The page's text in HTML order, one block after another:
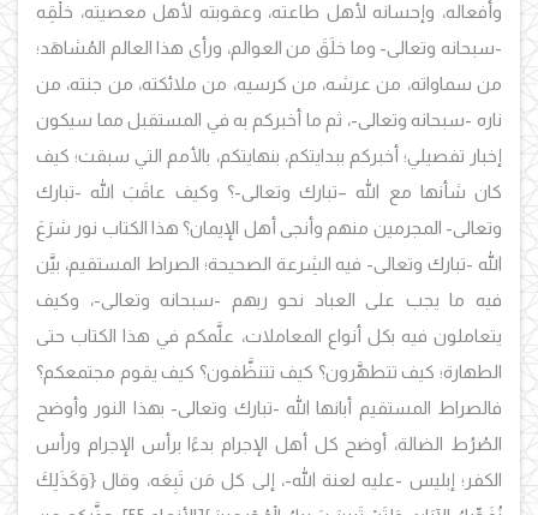
وأفعاله، وإحسانه لأهل طاعته، وعقوبته لأهل معصيته، خلْقِه
-سبحانه وتعالى- وما خلَقَ من العوالم، ورأى هذا العالم المُشاهَد؛
من سماواته، من عرشه، من كرسيه، من ملائكته، من جنته، من
ناره -سبحانه وتعالى-، ثم ما أخبركم به في المستقبل مما سيكون
إخبار تفصيلي؛ أخبركم ببدايتكم، بنهايتكم، بالأمم التي سبقت؛ كيف
كان شأنها مع الله –تبارك وتعالى-؟ وكيف عاقَبَ الله -تبارك
وتعالى- المجرمين منهم وأنجى أهل الإيمان؟ هذا الكتاب نور شرَعَ
الله -تبارك وتعالى- فيه الشِرعة الصحيحة؛ الصراط المستقيم، بيَّن
فيه ما يجب على العباد نحو ربهم -سبحانه وتعالى-، وكيف
يتعاملون فيه بكل أنواع المعاملات، علَّمكم في هذا الكتاب حتى
الطهارة؛ كيف تتطهَّرون؟ كيف تتنظَّفون؟ كيف يقوم مجتمعكم؟
فالصراط المستقيم أبانها الله -تبارك وتعالى- بهذا النور وأوضح
الصُرُط الضالة، أوضح كل أهل الإجرام بدءًا برأس الإجرام ورأس
الكفر؛ إبليس -عليه لعنة الله-، إلى كل مَن تَبِعَه، وقال {وَكَذَلِكَ